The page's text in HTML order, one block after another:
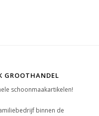
GROOTHANDEL
schoonmaakartikelen!
binnen de